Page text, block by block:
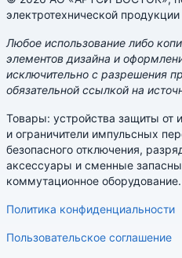
электротехнической
Любое использование либо
элементов дизайна и
исключительно с разрешения
обязательной ссылкой на
Товары: устройства защиты от
и ограничители импульсных
безопасного отключения,
аксессуары и сменные
коммутационное оборудование.
Политика конфиденциальности
Пользовательское соглашение